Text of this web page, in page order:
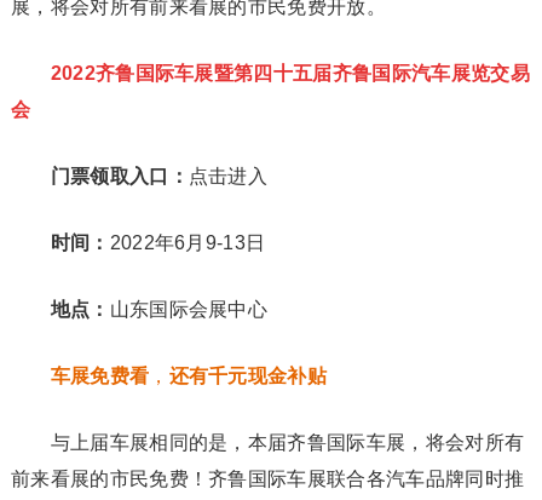
展，将会对所有前来看展的市民免费开放。
2022齐鲁国际车展暨第四十五届齐鲁国际汽车展览交易
会
门票领取入口： 点击进入
时间： 2022年6月9-13日
地点： 山东国际会展中心
车展免费看 ， 还有千元现金补贴
与上届车展相同的是，本届齐鲁国际车展，将会对所有
前来看展的市民免费！齐鲁国际车展联合各汽车品牌同时推